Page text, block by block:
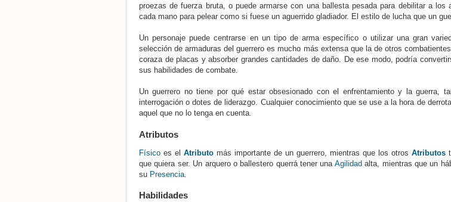
proezas de fuerza bruta, o puede armarse con una ballesta pesada para debilitar a
cada mano para pelear como si fuese un aguerrido gladiador. El estilo de lucha que un
Un personaje puede centrarse en un tipo de arma específico o utilizar una gran
selección de armaduras del guerrero es mucho más extensa que la de otros
coraza de placas y absorber grandes cantidades de daño. De ese modo, podría
sus habilidades de combate.
Un guerrero no tiene por qué estar obsesionado con el enfrentamiento y la guerra,
interrogación o dotes de liderazgo. Cualquier conocimiento que se use a la hora de
aquel que no lo tenga en cuenta.
Atributos
Físico es el Atributo más importante de un guerrero, mientras que los otros Atributos
que quiera ser. Un arquero o ballestero querrá tener una Agilidad alta, mientras que un
su Presencia
Habilidades